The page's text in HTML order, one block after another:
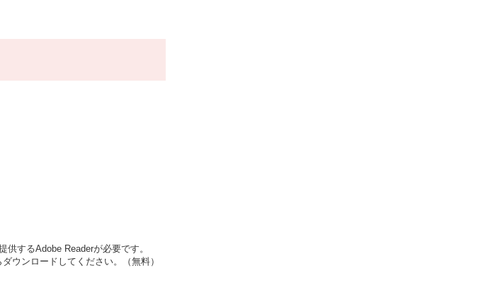
するAdobe Readerが必要です。
ウンロードしてください。（無料）